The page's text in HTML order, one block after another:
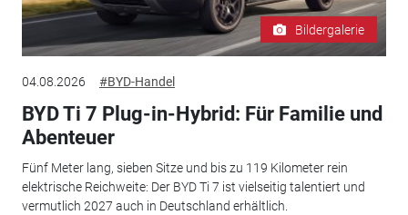
Bildergalerie
04.08.2026 #BYD-Handel
BYD Ti 7 Plug-in-Hybrid: Für Familie und
Abenteuer
Fünf Meter lang, sieben Sitze und bis zu 119 Kilometer rein
elektrische Reichweite: Der BYD Ti 7 ist vielseitig talentiert und
vermutlich 2027 auch in Deutschland erhältlich.